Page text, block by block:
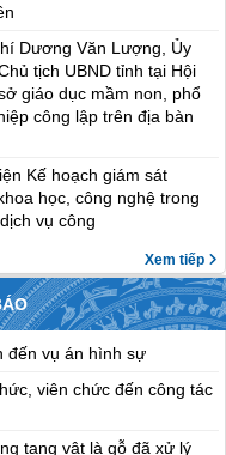
Dương Văn Lượng, Ủy
tịch UBND tỉnh tại Hội
giáo dục mầm non, phổ
công lập trên địa bàn
Kế hoạch giám sát
học, công nghệ trong
vụ công
Xem tiếp
đến vụ án hình sự
viên chức đến công tác
tang vật là gỗ đã xử lý